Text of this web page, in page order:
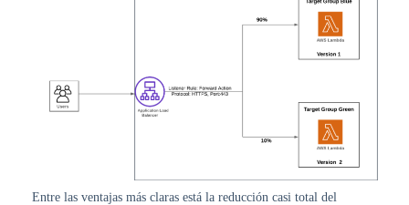
Entre las ventajas más claras está la reducción casi total del